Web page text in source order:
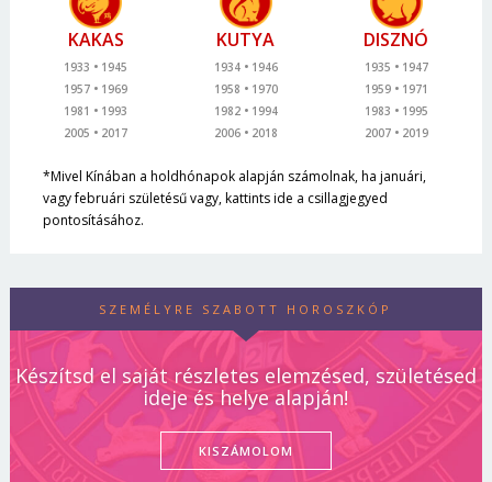
KAKAS
1933
1945
1957
1969
1981
1993
2005
2017
KUTYA
1934
1946
1958
1970
1982
1994
2006
2018
DISZNÓ
1935
1947
1959
1971
1983
1995
2007
2019
*Mivel Kínában a holdhónapok alapján számolnak, ha januári,
vagy februári születésű vagy, kattints ide a csillagjegyed
pontosításához.
SZEMÉLYRE SZABOTT HOROSZKÓP
Készítsd el saját részletes elemzésed, születésed
ideje és helye alapján!
KISZÁMOLOM